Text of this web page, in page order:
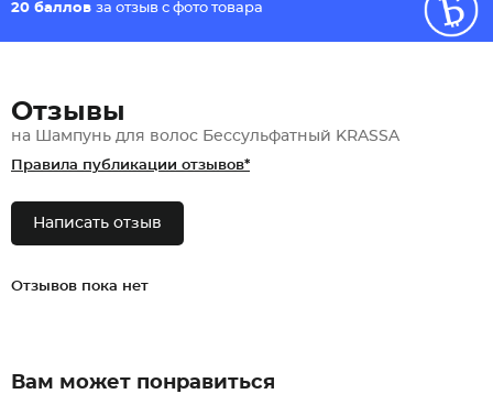
20 баллов за отзыв с фото товара
Отзывы
на Шампунь для волос Бессульфатный KRASSA
Правила публикации отзывов*
Написать отзыв
Отзывов пока нет
Вам может понравиться